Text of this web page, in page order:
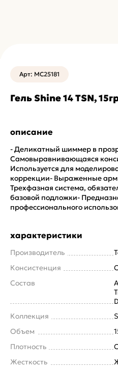
Арт: MC25181
Гель Shine 14 TSN,
описание
- Деликатный шиммер в
Самовыравнивающаяся
Используется для
коррекции- Выраженные
Трехфазная система,
базовой подложки-
профессионального
характеристики
Производитель
Консистенция
Состав
Коллекция
Объем
Плотность
Жесткость